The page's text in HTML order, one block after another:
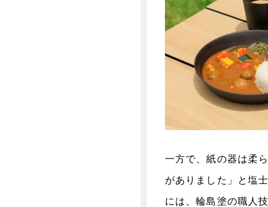
一方で、紙の器は柔
がありました」と塩
には、輪島塗の職人